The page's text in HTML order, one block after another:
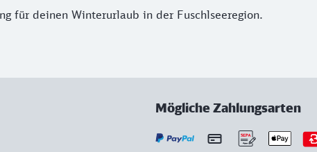
für deinen Winterurlaub in der Fuschlseeregion.
Mögliche Zahlungsarten